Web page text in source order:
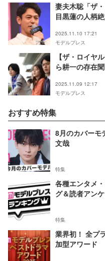
妻夫木聡「ザ
目黒蓮の人柄
2025.11.10 17:21
モデルプレス
【ザ・ロイヤ
ら耕一の存在聞
2025.11.09 12:17
モデルプレス
おすすめ特集
8月のカバーモ
文哉
特集
各種エンタメ
グ＆読者アン
特集
業界初！ 全プ
加型アワード